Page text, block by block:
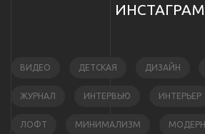
ИНСТАГРАМ
ВИДЕО ДЕТСКАЯ ДИЗАЙН
ЖУРНАЛ ИНТЕРВЬЮ ИНТЕРЬЕР
ЛОФТ МИНИМАЛИЗМ МОДЕРН